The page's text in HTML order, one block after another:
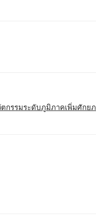
กรรมระดับภูมิภาคเพิ่มศักย